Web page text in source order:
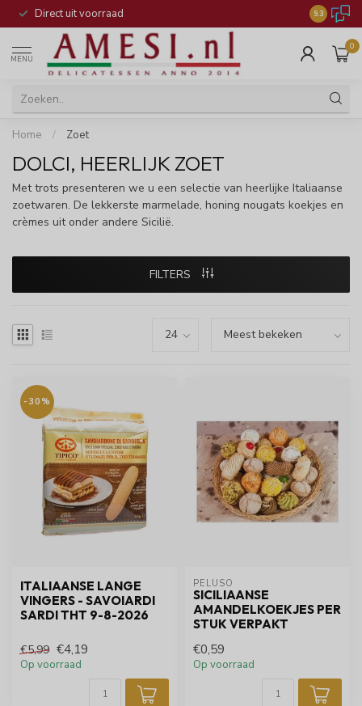
Italiaanse delicatessen 9.3
MENU
0
Home / Zoet
DOLCI, HEERLIJK ZOET
Met trots presenteren we u een selectie van heerlijke Italiaanse
zoetwaren. De lekkerste marmelade, honing nougats koekjes en
crèmes uit onder andere Sicilië.
FILTERS
-30%
ITALIAANSE LANGE
VINGERS - SAVOIARDI
SARDI THT 9-8-2026
€5,99 €4,19
Op voorraad
PELUSO
SICILIAANSE
AMANDELKOEKJES PER
STUK VERPAKT
€0,59
Op voorraad